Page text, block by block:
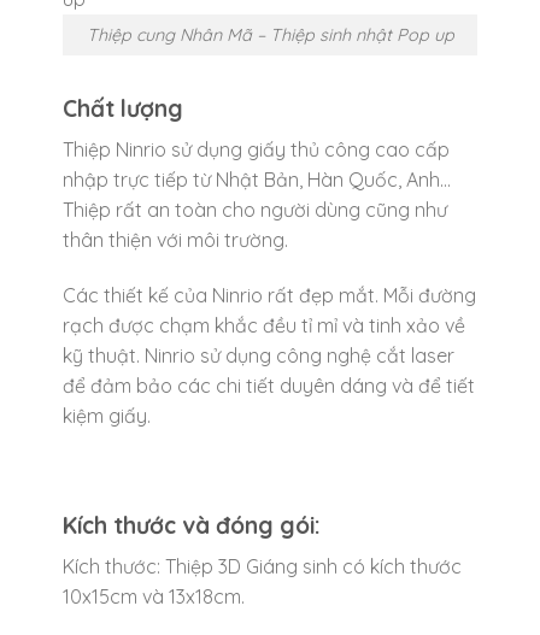
Thiệp cung Nhân Mã – Thiệp sinh nhật Pop up
Chất lượng
Thiệp Ninrio sử dụng giấy thủ công cao cấp
nhập trực tiếp từ Nhật Bản, Hàn Quốc, Anh…
Thiệp rất an toàn cho người dùng cũng như
thân thiện với môi trường.
Các thiết kế của Ninrio rất đẹp mắt. Mỗi đường
rạch được chạm khắc đều tỉ mỉ và tinh xảo về
kỹ thuật. Ninrio sử dụng công nghệ cắt laser
để đảm bảo các chi tiết duyên dáng và để tiết
kiệm giấy.
Kích thước và đóng gói:
Kích thước: Thiệp 3D Giáng sinh có kích thước
10x15cm và 13x18cm.